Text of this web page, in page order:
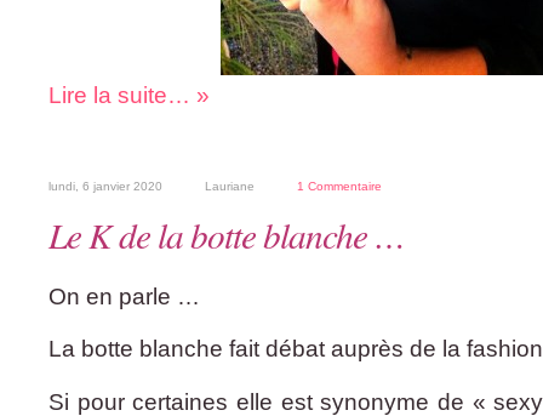
Lire la suite… »
lundi, 6 janvier 2020 Lauriane 1 Commentaire
Le K de la botte blanche …
On en parle …
La botte blanche fait débat auprès de la
Si pour certaines elle est synonyme de «